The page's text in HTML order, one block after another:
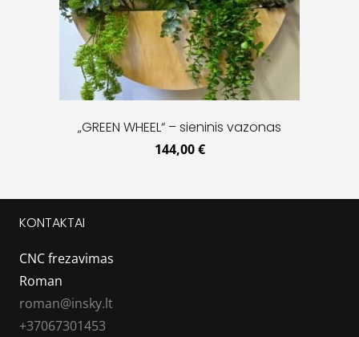
„GREEN WHEEL“ – sieninis vazonas
144,00€
KONTAKTAI
CNC frezavimas
Roman
roman@insky.lt
+37067301453